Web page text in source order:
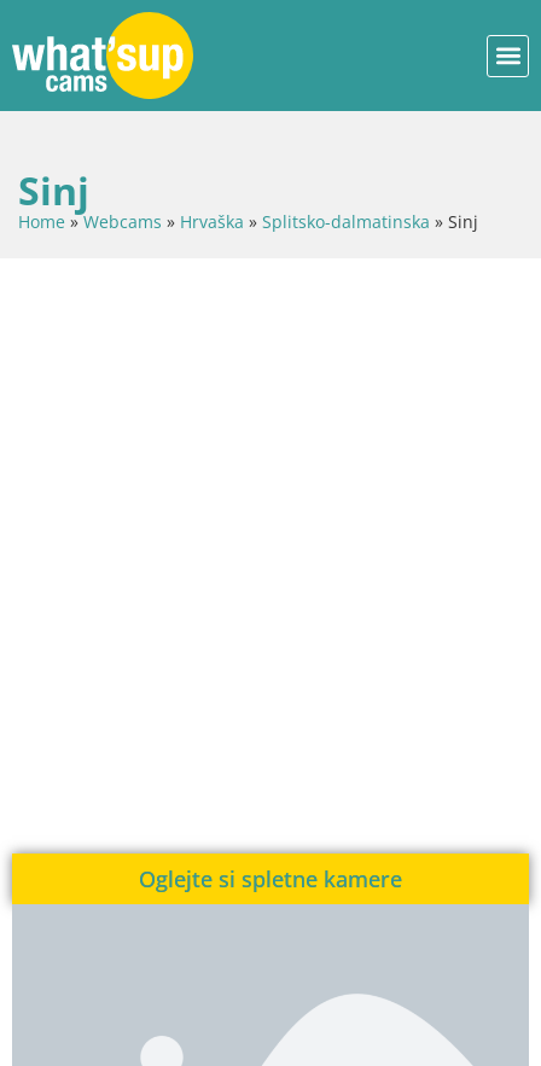
Sinj
Home »Webcams » Hrvaška » Splitsko-dalmatinska » Sinj
Oglejte si spletne kamere